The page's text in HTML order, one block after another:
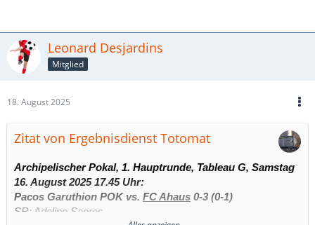
Leonard Desjardins
Mitglied
18. August 2025
Zitat von Ergebnisdienst Totomat
Archipelischer Pokal, 1. Hauptrunde, Tableau G, Samstag
16. August 2025 17.45 Uhr:
Pacos Garuthion POK vs. FC Ahaus 0-3 (0-1)
SR: Adelino Saores